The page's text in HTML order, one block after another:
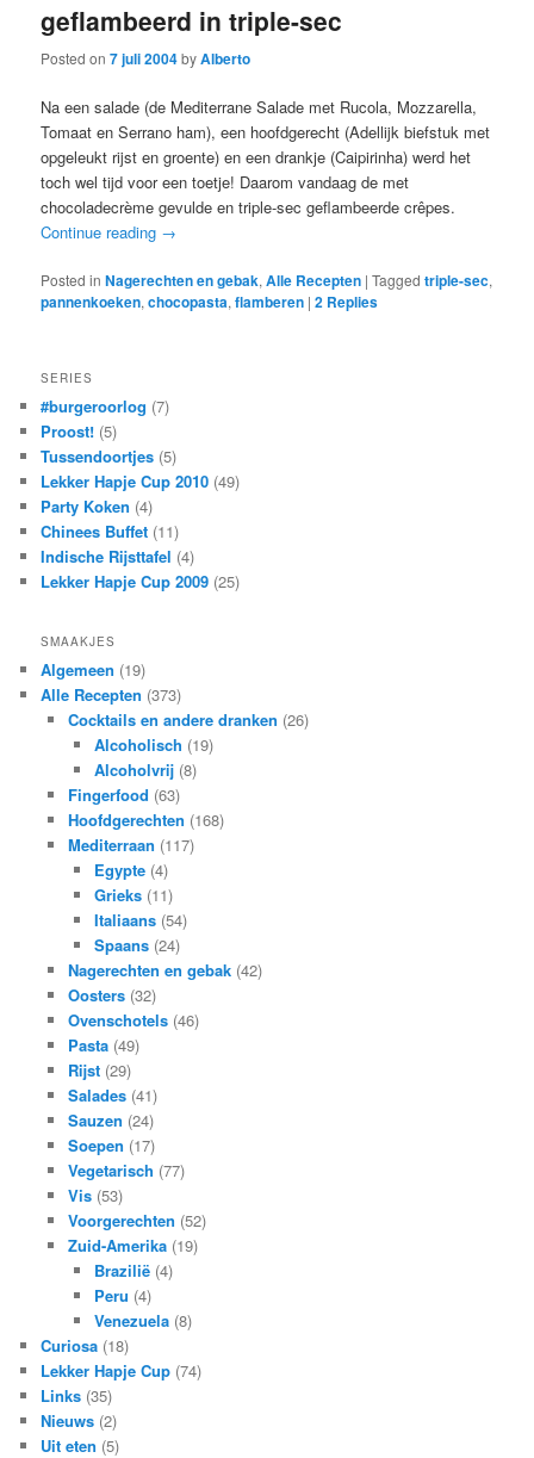
geflambeerd in triple-sec
Posted on7 juli 2004byAlberto
Na een salade (de Mediterrane Salade met Rucola, Mozzarella,
Tomaat en Serrano ham), een hoofdgerecht (Adellijk biefstuk met
opgeleukt rijst en groente) en een drankje (Caipirinha) werd het
toch wel tijd voor een toetje! Daarom vandaag de met
chocoladecrème gevulde en triple-sec geflambeerde crêpes.
Continue reading →
Posted in Nagerechten en gebak,Alle Recepten |Tagged triple-sec,
pannenkoeken,chocopasta,flamberen |2 Replies
SERIES
#burgeroorlog (7)
Proost! (5)
Tussendoortjes (5)
Lekker Hapje Cup 2010 (49)
Party Koken (4)
Chinees Buffet (11)
Indische Rijsttafel (4)
Lekker Hapje Cup 2009 (25)
SMAAKJES
Algemeen (19)
Alle Recepten (373)
Cocktails en andere dranken (26)
Alcoholisch (19)
Alcoholvrij (8)
Fingerfood (63)
Hoofdgerechten (168)
Mediterraan (117)
Egypte (4)
Grieks (11)
Italiaans (54)
Spaans (24)
Nagerechten en gebak(42)
Oosters(32)
Ovenschotels(46)
Pasta(49)
Rijst(29)
Salades(41)
Sauzen (24)
Soepen (17)
Vegetarisch (77)
Vis(53)
Voorgerechten (52)
Zuid-Amerika(19)
Brazilië (4)
Peru (4)
Venezuela (8)
Curiosa (18)
Lekker Hapje Cup (74)
Links (35)
Nieuws (2)
Uit eten (5)